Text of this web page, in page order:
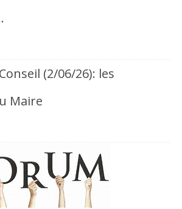
(2/06/26): les
Maire